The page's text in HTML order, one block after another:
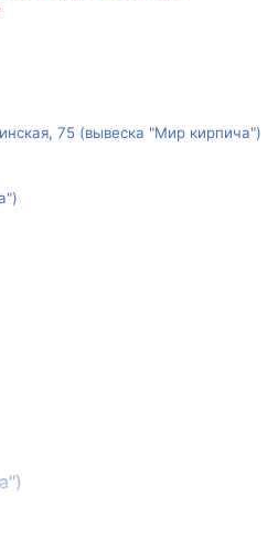
75 (вывеска "Мир кирпича")